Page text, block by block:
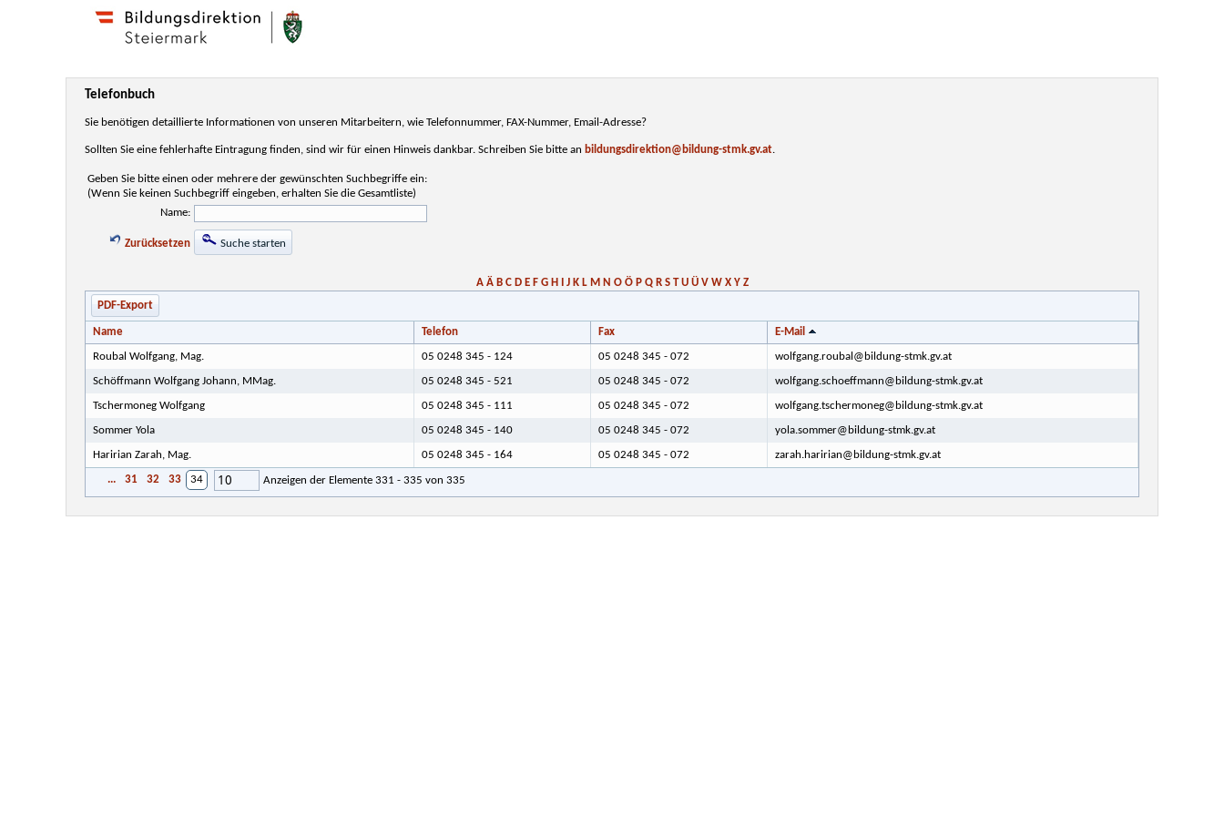
Telefonbuch
Sie benötigen detaillierte Informationen von unseren Mitarbeitern, wie Telefonnummer, FAX-Nummer, Email-Adresse?
Sollten Sie eine fehlerhafte Eintragung finden, sind wir für einen Hinweis dankbar. Schreiben Sie bitte an bildungsdirektion@bildung-stmk.gv.at.
Geben Sie bitte einen oder mehrere der gewünschten Suchbegriffe ein:
(Wenn Sie keinen Suchbegriff eingeben, erhalten Sie die Gesamtliste)
Name:
Zurücksetzen Suche starten
A Ä B C D E F G H J K L M N O Ö P Q R S T U Ü V W X Y Z
PDF-Export
Name Telefon Fax E-Mail
Roubal Wolfgang, Mag. 05 0248 345 - 124 05 0248 345 - 072 wolfgang.roubal@bildung-stmk.gv.at
Schöffmann Wolfgang Johann, MMag. 05 0248 345 - 521 05 0248 345 - 072 wolfgang.schoeffmann@bildung-stmk.gv.at
Tschermoneg Wolfgang 05 0248 345 - 111 05 0248 345 - 072 wolfgang.tschermoneg@bildung-stmk.gv.at
Sommer Yola 05 0248 345 - 140 05 0248 345 - 072 yola.sommer@bildung-stmk.gv.at
Haririan Zarah, Mag. 05 0248 345 - 164 05 0248 345 - 072 zarah.haririan@bildung-stmk.gv.at
... 31 32 33 34 10 Anzeigen der Elemente 331 - 335 von 335